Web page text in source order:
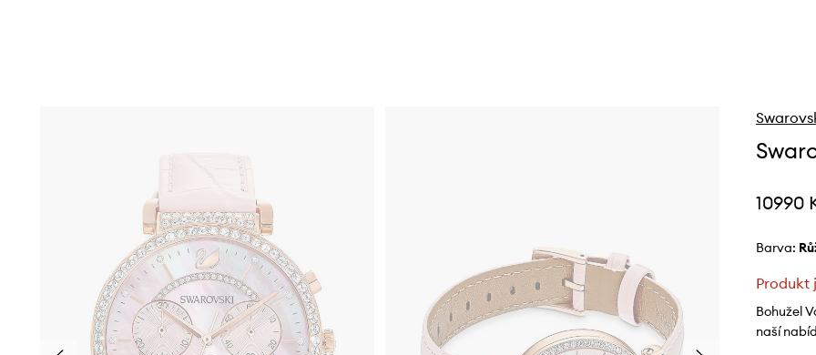
10990
Barva:
Produkt
Bohužel
naší